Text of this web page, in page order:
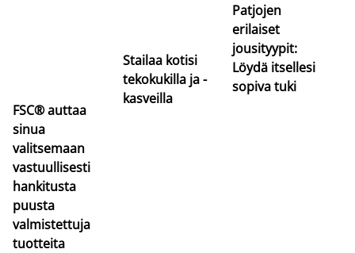
FSC® auttaa
sinua
valitsemaan
vastuullisesti
hankitusta
puusta
valmistettuja
tuotteita
Stailaa kotisi
tekokukilla ja -
kasveilla
Patjojen
erilaiset
jousityypit:
Löydä itsellesi
sopiva tuki